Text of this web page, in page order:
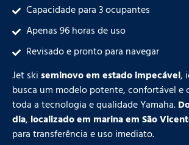
Capacidade para 3 ocupantes
Apenas 96 horas de uso
Revisado e pronto para navegar
Jet skiseminovo em estado impecável,
busca um modelo potente, confortável e
toda a tecnologia e qualidade Yamaha.
dia, localizado em marina em São
para transferência e uso imediato.